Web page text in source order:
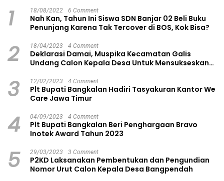
1 18/08/2022 6 Comment
Nah Kan, Tahun Ini Siswa SDN Banjar 02 Beli Buku
Penunjang Karena Tak Tercover di BOS, Kok Bisa?
2 18/04/2023 4 Comment
Deklarasi Damai, Muspika Kecamatan Galis
Undang Calon Kepala Desa Untuk Mensukseskan
3 12/02/2023 4 Comment
Plt Bupati Bangkalan Hadiri Tasyakuran Kantor We
Care Jawa Timur
4 04/09/2023 4 Comment
Plt Bupati Bangkalan Beri Penghargaan Bravo
Inotek Award Tahun 2023
5 29/03/2023 3 Comment
P2KD Laksanakan Pembentukan dan Pengundian
Nomor Urut Calon Kepala Desa Bangpendah